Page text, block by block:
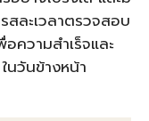
สละเวลาตรวจสอบ
ความสำเร็จและ
นวันข้างหน้า